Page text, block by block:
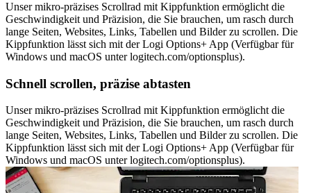
Unser mikro-präzises Scrollrad mit Kippfunktion ermöglicht die
Geschwindigkeit und Präzision, die Sie brauchen, um rasch durch
lange Seiten, Websites, Links, Tabellen und Bilder zu scrollen. Die
Kippfunktion lässt sich mit der Logi Options+ App (Verfügbar für
Windows und macOS unter logitech.com/optionsplus).
Schnell scrollen, präzise abtasten
Unser mikro-präzises Scrollrad mit Kippfunktion ermöglicht die
Geschwindigkeit und Präzision, die Sie brauchen, um rasch durch
lange Seiten, Websites, Links, Tabellen und Bilder zu scrollen. Die
Kippfunktion lässt sich mit der Logi Options+ App (Verfügbar für
Windows und macOS unter logitech.com/optionsplus).